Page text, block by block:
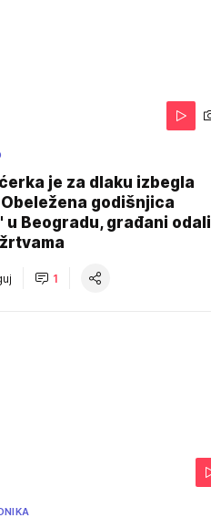
je za dlaku izbegla
godišnjica
u Beogradu, građani odali
1